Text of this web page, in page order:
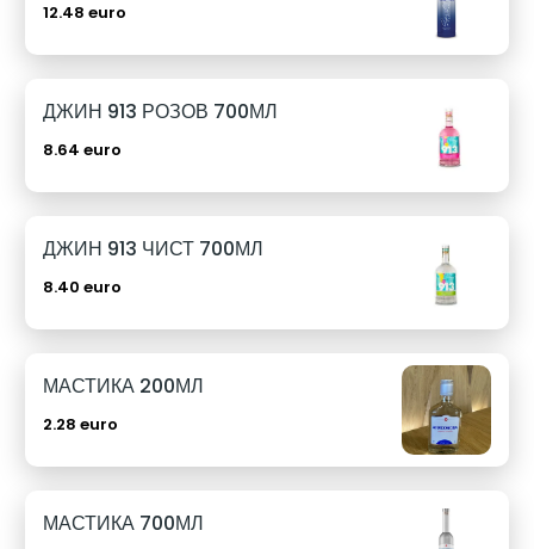
12.48 euro
ДЖИН 913 РОЗОВ 700МЛ
8.64 euro
ДЖИН 913 ЧИСТ 700МЛ
8.40 euro
МАСТИКА 200МЛ
2.28 euro
МАСТИКА 700МЛ